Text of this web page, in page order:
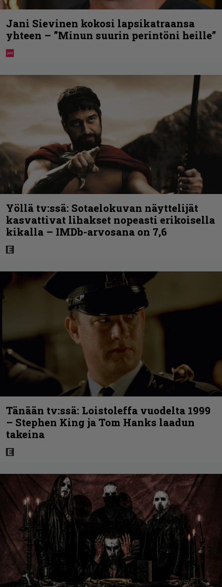
Jani Sievinen kokosi lapsikatraansa
yhteen – ”Minun suurin perintöni heille”
Yöllä tv:ssä: Sotaelokuvan näyttelijät
kasvattivat lihakset nopeasti erikoisella
kikalla – IMDb-arvosana on 7,6
Tänään tv:ssä: Loistoleffa vuodelta 1999
– Stephen King ja Tom Hanks laadun
takeina